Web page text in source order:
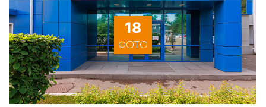
18
ФОТО